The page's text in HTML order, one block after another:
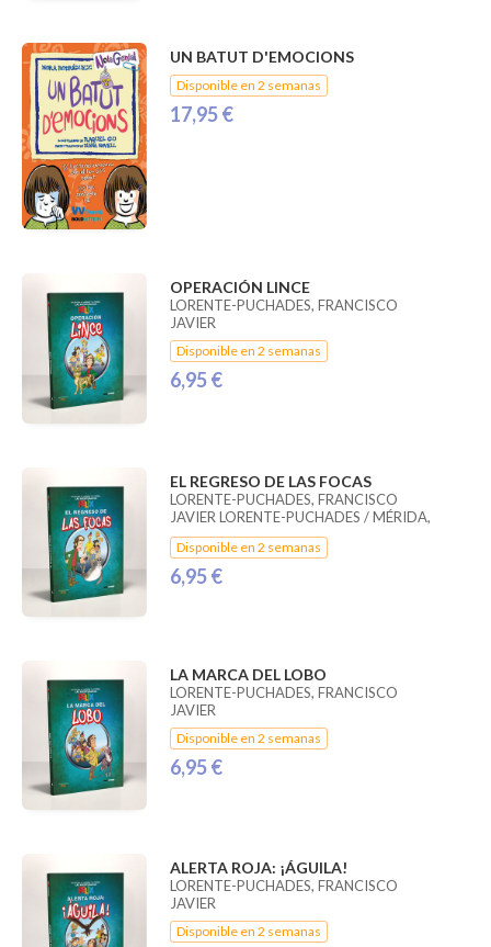
UN BATUT D'EMOCIONS
Disponible en 2 semanas
17,95 €
OPERACIÓN LINCE
LORENTE-PUCHADES, FRANCISCO
JAVIER
Disponible en 2 semanas
6,95 €
EL REGRESO DE LAS FOCAS
LORENTE-PUCHADES, FRANCISCO
JAVIER LORENTE-PUCHADES / MÉRIDA,
PABLO
Disponible en 2 semanas
6,95 €
LA MARCA DEL LOBO
LORENTE-PUCHADES, FRANCISCO
JAVIER
Disponible en 2 semanas
6,95 €
ALERTA ROJA: ¡ÁGUILA!
LORENTE-PUCHADES, FRANCISCO
JAVIER
Disponible en 2 semanas